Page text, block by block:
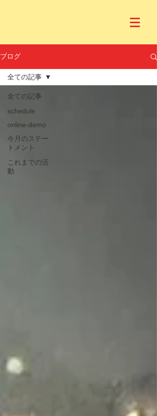
ブログ
全ての記事
schedule
online-demo
今月のステー
トメント
これまでの活
動
全ての記事